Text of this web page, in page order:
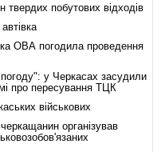
твердих побутових відходів
ОВА погодила проведення
у Черкасах засудили
про пересування ТЦК
військових
організував